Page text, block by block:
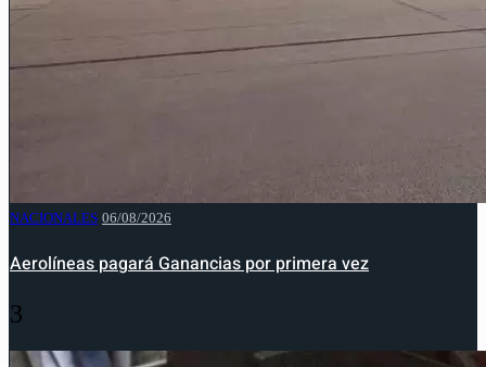
NACIONALES 06/08/2026
Aerolíneas pagará Ganancias por primera vez
3